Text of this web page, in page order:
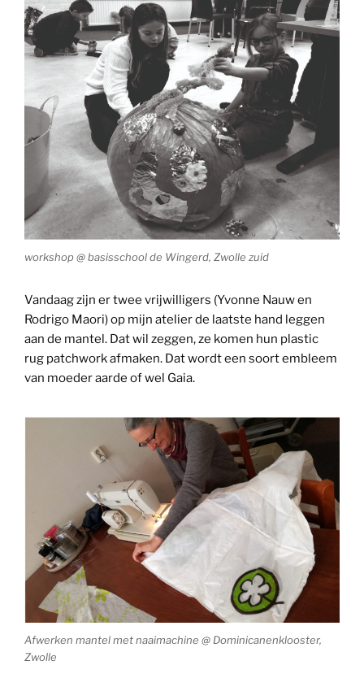
workshop @ basisschool de Wingerd, Zwolle zuid
Vandaag zijn er twee vrijwilligers (Yvonne Nauw en
Rodrigo Maori) op mijn atelier de laatste hand leggen
aan de mantel. Dat wil zeggen, ze komen hun plastic
rug patchwork afmaken. Dat wordt een soort embleem
van moeder aarde of wel Gaia.
Afwerken mantel met naaimachine @ Dominicanenklooster,
Zwolle